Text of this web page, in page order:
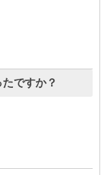
ですか？